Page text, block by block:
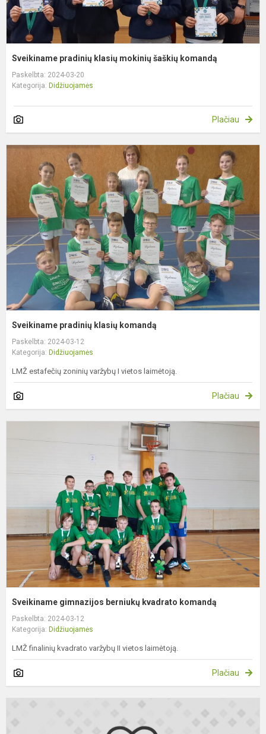
Sveikiname pradinių klasių mokinių šaškių komandą
Paskelbta: 2024-03-20
Kategorija: Didžiuojamės
Plačiau
Sveikiname pradinių klasių komandą
Paskelbta: 2024-03-12
Kategorija: Didžiuojamės
LMŽ estafečių zoninių varžybų I vietos laimėtoją.
Plačiau
Sveikiname gimnazijos berniukų kvadrato komandą
Paskelbta: 2024-03-12
Kategorija: Didžiuojamės
LMŽ finalinių kvadrato varžybų II vietos laimėtoją.
Plačiau